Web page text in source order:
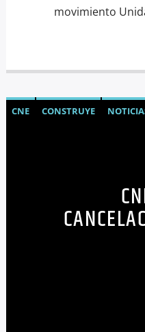
movimiento
CNE CONSTRUYE